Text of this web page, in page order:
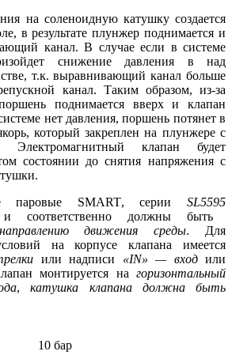
на соленоидную катушку создается
в результате плунжер поднимается и
канал. В случае если в системе
снижение давления в над
т.к. выравнивающий канал больше
канал. Таким образом, из-за
поднимается вверх и клапан
нет давления, поршень потянет в
который закреплен на плунжере с
Электромагнитный клапан будет
состоянии до снятия напряжения с
паровые SMART, серииSL5595
и соответственно должны быть
направлению движения среды. Для
на корпусе клапана имеется
или надписи «IN» — входили
монтируется на горизонтальный
,катушка клапана должна быть
10 бар